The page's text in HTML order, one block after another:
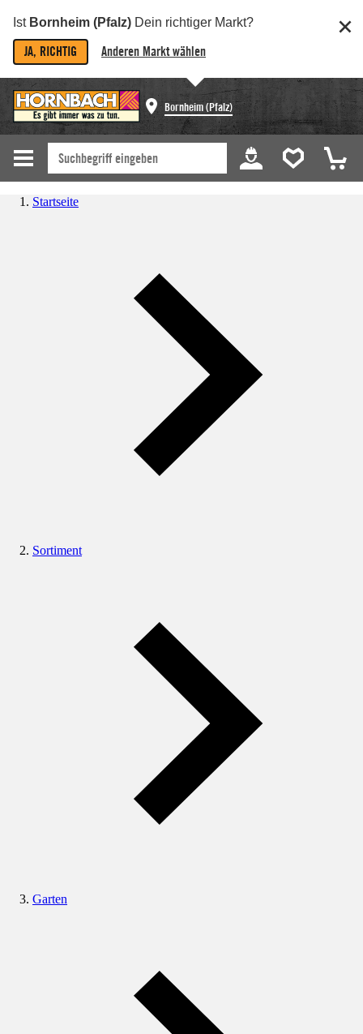
Ist Bornheim (Pfalz) Dein richtiger Markt?
JA, RICHTIG Anderen Markt wählen
Bornheim (Pfalz)
Startseite
Sortiment
Garten